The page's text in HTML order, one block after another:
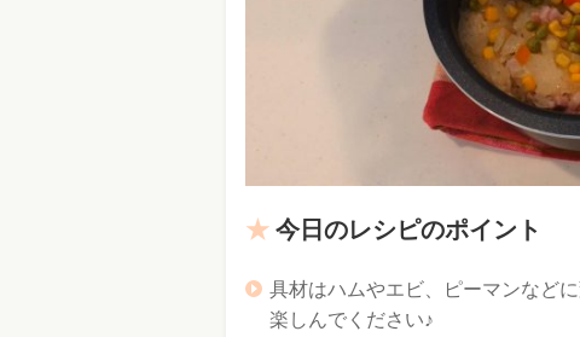
今日のレシピのポイント
具材はハムやエビ、ピーマンなど
楽しんでください♪